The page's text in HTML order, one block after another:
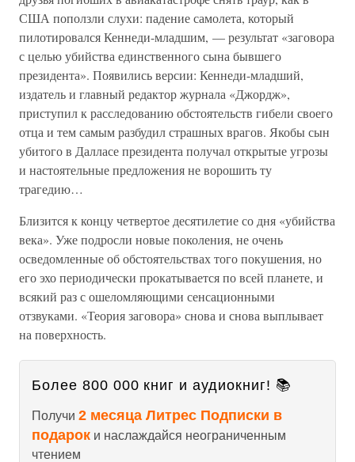
США поползли слухи: падение самолета, который
пилотировался Кеннеди-младшим, — результат «заговора
с целью убийства единственного сына бывшего
президента». Появились версии: Кеннеди-младший,
издатель и главный редактор журнала «Джордж»,
приступил к расследованию обстоятельств гибели своего
отца и тем самым разбудил страшных врагов. Якобы сын
убитого в Далласе президента получал открытые угрозы
и настоятельные предложения не ворошить ту
трагедию…
Близится к концу четвертое десятилетие со дня «убийства
века». Уже подросли новые поколения, не очень
осведомленные об обстоятельствах того покушения, но
его эхо периодически прокатывается по всей планете, и
всякий раз с ошеломляющими сенсационными
отзвуками. «Теория заговора» снова и снова выплывает
на поверхность.
Более 800 000 книг и аудиокниг! 📚
Получи 2 месяца Литрес Подписки в
подарок и наслаждайся неограниченным
чтением